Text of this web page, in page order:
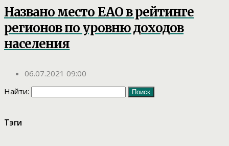
Названо место ЕАО в рейтинге
регионов по уровню доходов
населения
06.07.2021 09:00
Найти:
Тэги